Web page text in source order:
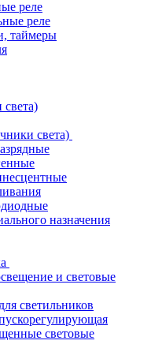
реле
реле
таймеры
света)
назначения
и световые
светильников
световые